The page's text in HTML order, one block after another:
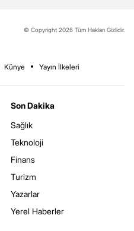
© Copyright 2026 Tüm Hakları Gizlidir.
Künye Yayın İlkeleri
Son Dakika
Sağlık
Teknoloji
Finans
Turizm
Yazarlar
Yerel Haberler